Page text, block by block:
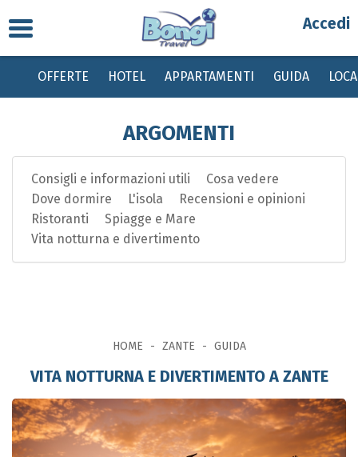
Toggle
OFFERTE HOTEL APPARTAMENTI GUIDA
Partenza
Periodo
Passeggeri
Bambini gratis da 0 a 2 anni, dai 2 ai 12 anni sconto del 20% su quota base
con tasse invariate
ARGOMENTI
Consigli e informazioni utili
Cosa vedere
Dove dormire
L'isola
Recensioni e opinioni
Ristoranti
Spiagge e Mare
Vita notturna e divertimento
HOME ZANTE GUIDA
VITA NOTTURNA E DIVERTIMENTO A ZANTE